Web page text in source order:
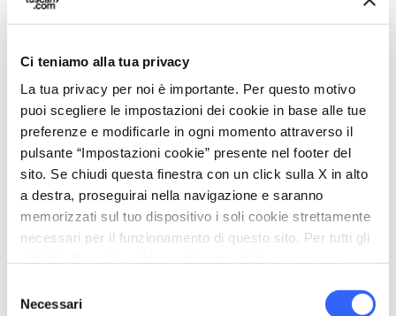
Ci teniamo alla tua privacy
La tua privacy per noi è importante. Per questo motivo
puoi scegliere le impostazioni dei cookie in base alle tue
preferenze e modificarle in ogni momento attraverso il
pulsante “Impostazioni cookie” presente nel footer del
sito. Se chiudi questa finestra con un click sulla X in alto
a destra, proseguirai nella navigazione e saranno
memorizzati sul tuo dispositivo i soli cookie strettamente
necessari per il funzionamento di questo sito. Per tutti gli
delNecessari
local_parking Parcheggio
sports_basketball Sport
Piscina scoperta
Piscina coperta
Mountain Bike
Maneggio
celebration Attività
Vendita prodotti agro-alimentari
Trekking